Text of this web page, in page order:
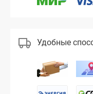
Удобные